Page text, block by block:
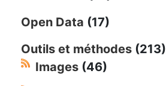
Open Data (17)
Outils et méthodes (213)
Images (46)